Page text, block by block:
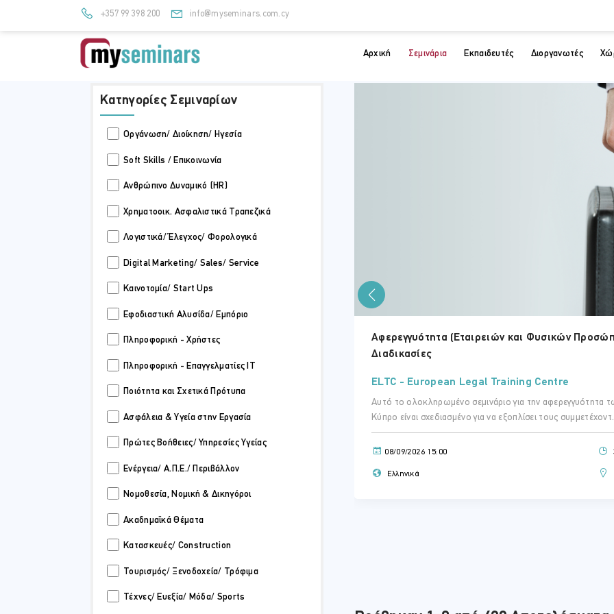
+357 99 398 200 info@myseminars.com.cy
Αρχική Σεμινάρια Εκπαιδευτές Διοργανωτές
Κατηγορίες Σεμιναρίων
Οργάνωση/ Διοίκηση/ Ηγεσία
Soft Skills / Επικοινωνία
Ανθρώπινο Δυναμικό (HR)
Χρηματοοικ. Ασφαλιστικά Τραπεζικά
Λογιστικά/ Έλεγχος/ Φορολογικά
Digital Marketing/ Sales/ Service
Καινοτομία/ Start Ups
Εφοδιαστική Αλυσίδα/ Εμπόριο
Πληροφορική - Χρήστες
Πληροφορική - Επαγγελματίες IT
Ποιότητα και Σχετικά Πρότυπα
Ασφάλεια & Υγεία στην Εργασία
Πρώτες Βοήθειες/ Υπηρεσίες Υγείας
Ενέργεια/ Α.Π.Ε./ Περιβάλλον
Νομοθεσία, Νομική & Δικηγόροι
Ακαδημαϊκά Θέματα
Κατασκευές/ Construction
Τουρισμός/ Ξενοδοχεία/ Τρόφιμα
Τέχνες/ Ευεξία/ Μόδα/ Sports
και Υγείας στην Εργασία-ΕΣΥΠΠ
Live Online
Αφερεγγυότητα (Εταιρειών και Φυσικών
Διαδικασίες
ELTC - European Legal Training Centre
Αυτό το ολοκληρωμένο σεμινάριο για την αφερεγγυότητα
Κύπρο είναι σχεδιασμένο για να εξοπλίσει τους
08/09/2026 15:00
Ελληνικά